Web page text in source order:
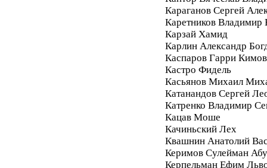
Караганов Сергей
Каретников Владимир
Карзай Хамид
Карлин Александр
Каспаров Гарри
Кастро Фидель
Касьянов Михаил
Катанандов Сергей
Катренко Владимир
Кацав Моше
Качиньский Лех
Квашнин Анатолий
Керимов Сулейман
Керпельман Ефим